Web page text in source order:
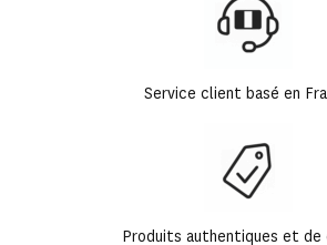
Service client basé en
Produits authentiques et de